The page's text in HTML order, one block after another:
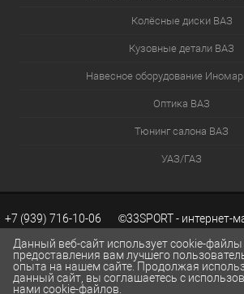
Колёсные диски ВАЗ
Кузовные детали ВАЗ
Навесное оборудование
Оптика ВАЗ
Тюнинг салона ВАЗ
УАЗ/ГАЗ
+7 (939) 716-10-06 ©33SPORT - интернет-
ВАЗ. Каталог запчастей ВАЗ.
КОРЗИНА 0
Данный веб-сайт использует cookie-файлы
предоставления вам лучшего
опыта на нашем сайте. Продолжая
данный сайт, вы соглашаетесь с
нами cookie-файлов.